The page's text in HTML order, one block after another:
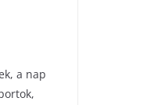
a nap